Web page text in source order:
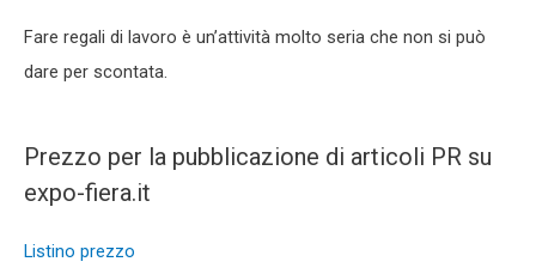
Fare regali di lavoro è un’attività molto seria che non si può
dare per scontata.
Prezzo per la pubblicazione di articoli PR su
expo-fiera.it
Listino prezzo